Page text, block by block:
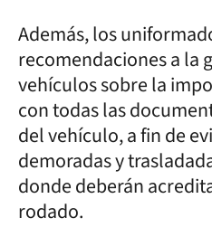
Además, los
recomendaciones a la
vehículos sobre la
con todas las
del vehículo, a fin de
demoradas y
donde deberán
rodado.